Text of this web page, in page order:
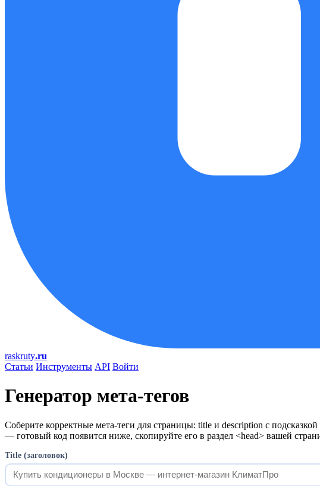
raskruty.ru
Статьи Инструменты API Войти
Генератор мета-тегов
Соберите корректные мета-теги для страницы: title и description с
— готовый код появится ниже, скопируйте его в раздел <head> вашей
Title (заголовок)